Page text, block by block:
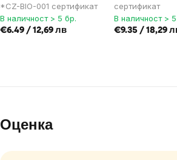
*CZ-BIO-001 сертификат
В наличност > 5 бр.
€6.49 / 12,69 лв
сертификат
В наличност >
€9.35 / 18,29
Оценка